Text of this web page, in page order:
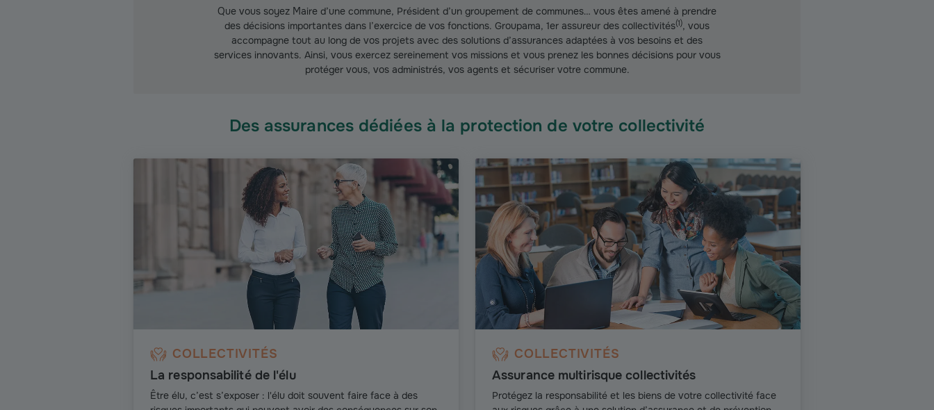
Que vous soyez Maire d’une commune, Président d’un groupement de communes… vous êtes amené à prendre
des décisions importantes dans l’exercice de vos fonctions. Groupama, 1er assureur des collectivités(1), vous
accompagne tout au long de vos projets avec des solutions d’assurances adaptées à vos besoins et des
services innovants. Ainsi, vous exercez sereinement vos missions et vous prenez les bonnes décisions pour vous
protéger vous, vos administrés, vos agents et sécuriser votre commune.
Des assurances dédiées à la protection de votre collectivité
COLLECTIVITÉS
La responsabilité de l'élu
Être élu, c’est s’exposer : l'élu doit souvent faire face à des
COLLECTIVITÉS
Assurance multirisque collectivités
Protégez la responsabilité et les biens de votre collectivité face